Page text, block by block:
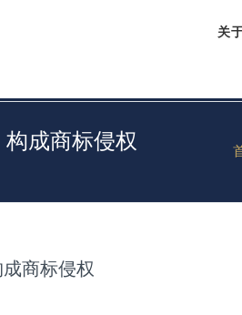
关
成商标侵权
商标侵权